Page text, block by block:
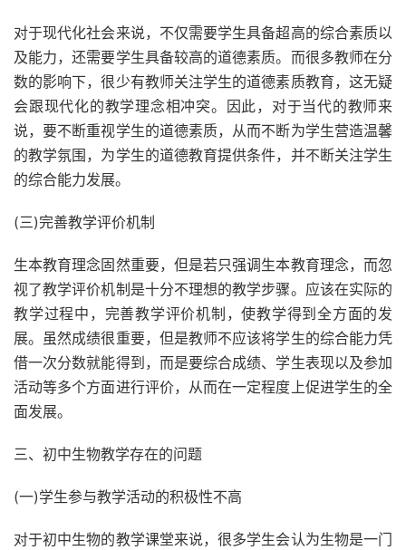
对于现代化社会来说，不仅需要学生具备超高的综合素质以
及能力，还需要学生具备较高的道德素质。而很多教师在分
数的影响下，很少有教师关注学生的道德素质教育，这无疑
会跟现代化的教学理念相冲突。因此，对于当代的教师来
说，要不断重视学生的道德素质，从而不断为学生营造温馨
的教学氛围，为学生的道德教育提供条件，并不断关注学生
的综合能力发展。
(三)完善教学评价机制
生本教育理念固然重要，但是若只强调生本教育理念，而忽
视了教学评价机制是十分不理想的教学步骤。应该在实际的
教学过程中，完善教学评价机制，使教学得到全方面的发
展。虽然成绩很重要，但是教师不应该将学生的综合能力凭
借一次分数就能得到，而是要综合成绩、学生表现以及参加
活动等多个方面进行评价，从而在一定程度上促进学生的全
面发展。
三、初中生物教学存在的问题
(一)学生参与教学活动的积极性不高
对于初中生物的教学课堂来说，很多学生会认为生物是一门